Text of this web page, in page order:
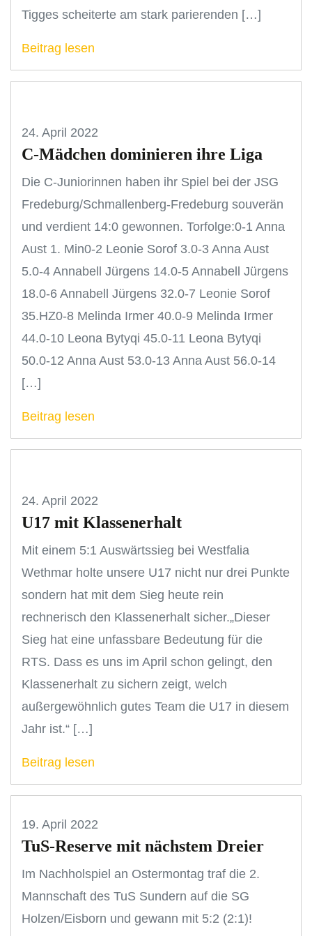
Tigges scheiterte am stark parierenden […]
Beitrag lesen
24. April 2022
C-Mädchen dominieren ihre Liga
Die C-Juniorinnen haben ihr Spiel bei der JSG
Fredeburg/Schmallenberg-Fredeburg souverän
und verdient 14:0 gewonnen. Torfolge:0-1 Anna
Aust 1. Min0-2 Leonie Sorof 3.0-3 Anna Aust
5.0-4 Annabell Jürgens 14.0-5 Annabell Jürgens
18.0-6 Annabell Jürgens 32.0-7 Leonie Sorof
35.HZ0-8 Melinda Irmer 40.0-9 Melinda Irmer
44.0-10 Leona Bytyqi 45.0-11 Leona Bytyqi
50.0-12 Anna Aust 53.0-13 Anna Aust 56.0-14
[…]
Beitrag lesen
24. April 2022
U17 mit Klassenerhalt
Mit einem 5:1 Auswärtssieg bei Westfalia
Wethmar holte unsere U17 nicht nur drei Punkte
sondern hat mit dem Sieg heute rein
rechnerisch den Klassenerhalt sicher.„Dieser
Sieg hat eine unfassbare Bedeutung für die
RTS. Dass es uns im April schon gelingt, den
Klassenerhalt zu sichern zeigt, welch
außergewöhnlich gutes Team die U17 in diesem
Jahr ist.“ […]
Beitrag lesen
19. April 2022
TuS-Reserve mit nächstem Dreier
Im Nachholspiel an Ostermontag traf die 2.
Mannschaft des TuS Sundern auf die SG
Holzen/Eisborn und gewann mit 5:2 (2:1)!